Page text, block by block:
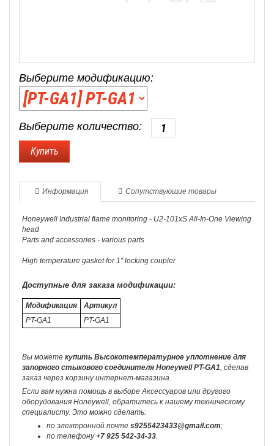
Выберите модификацию:
Выберите количество:
Информация Сопутствующие товары
Honeywell Industrial flame monitoring - U2-101xS All-In-One Viewing
head
Parts and accessories - various parts
High temperature gasket for 1" locking coupler
Доступные для заказа модификации:
Модификация
Артикул
PT-GA1
PT-GA1
Вы можете купить Высокотемпературное уплотнение для
запорного стыкового соединителя Honeywell PT-GA1 , сделав
заказ через корзину интернет-магазина.
Если вам нужна помощь в выборе Аксессуаров или другого
оборудования Honeywell, обратитесь к нашему техническому
специалисту. Это можно сделать:
по электронной почте s9255423433@gmail.com;
по телефону+7 925 542-34-33